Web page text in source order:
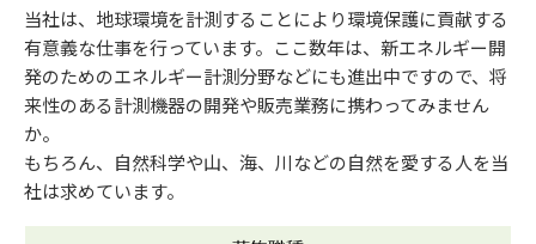
当社は、地球環境を計測することにより環境保護に貢献する
有意義な仕事を行っています。ここ数年は、新エネルギー開
発のためのエネルギー計測分野などにも進出中ですので、将
来性のある計測機器の開発や販売業務に携わってみません
か。
もちろん、自然科学や山、海、川などの自然を愛する人を当
社は求めています。